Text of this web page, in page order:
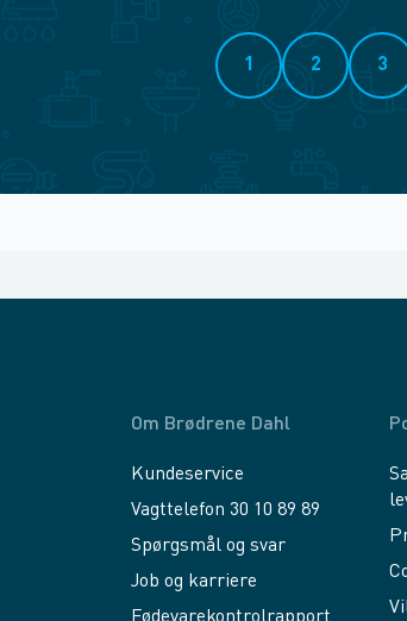
1 2 3
Om Brødrene Dahl
Kundeservice
Vagttelefon 30 10 89 89
Spørgsmål og svar
Job og karriere